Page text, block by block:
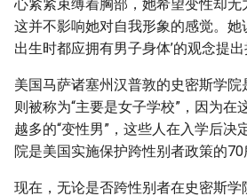
心紧紧束缚着胸部，她希望变性却无
这并不影响她对自我形象的感觉。她
出生时都应拥有男子身体’的观念提
美国马萨诸塞州汉普敦的史密斯学
则被称为“主要是女子学校”，因为在
越多的“变性男”，这些人在入学后决
院是美国实施保护跨性别者政策的70
现在，无论是否跨性别者在史密斯